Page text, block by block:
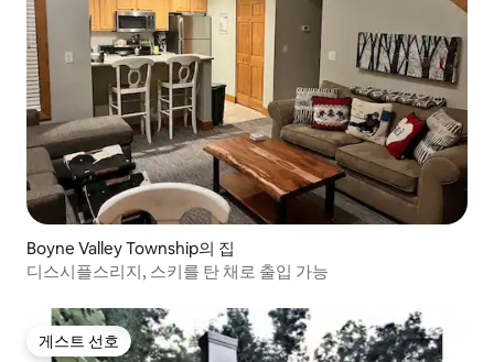
Boyne Valley Township의 집
디스시플스리지, 스키를 탄 채로 출입 가능
게스트 선호
게스트 선호